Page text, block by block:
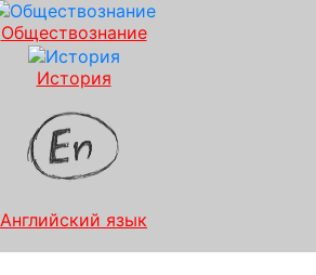
Обществознание
История
Английский язык